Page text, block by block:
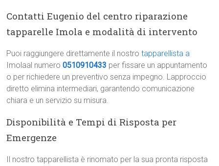
Contatti Eugenio del centro riparazione
tapparelle Imola e modalità di intervento
Puoi raggiungere direttamente il nostrotapparellista a
Imolaal numero0510910433 per fissare un appuntamento
o per richiedere un preventivo senza impegno. Lapproccio
diretto elimina intermediari, garantendo comunicazione
chiara e un servizio su misura.
Disponibilità e Tempi di Risposta per
Emergenze
Il nostro tapparellista è rinomato per la sua pronta risposta